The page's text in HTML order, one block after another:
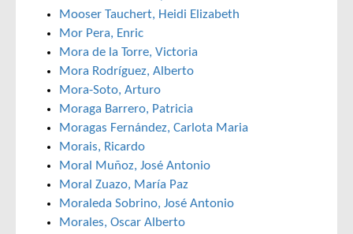
Mooser Tauchert, Heidi Elizabeth
Mor Pera, Enric
Mora de la Torre, Victoria
Mora Rodríguez, Alberto
Mora-Soto, Arturo
Moraga Barrero, Patricia
Moragas Fernández, Carlota Maria
Morais, Ricardo
Moral Muñoz, José Antonio
Moral Zuazo, María Paz
Moraleda Sobrino, José Antonio
Morales, Oscar Alberto